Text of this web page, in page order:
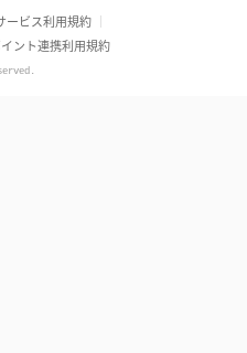
ービス利用規約
ント連携利用規約